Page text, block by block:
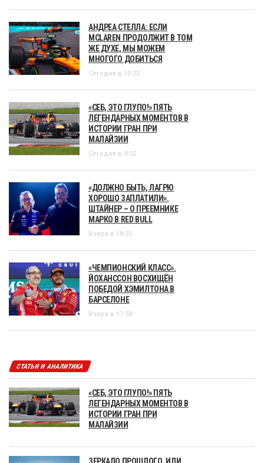
АНДРЕА СТЕЛЛА: ЕСЛИ
MCLAREN ПРОДОЛЖИТ В ТОМ
ЖЕ ДУХЕ, МЫ МОЖЕМ
МНОГОГО ДОБИТЬСЯ
Сегодня в 10:22
«СЕБ, ЭТО ГЛУПО!» ПЯТЬ
ЛЕГЕНДАРНЫХ МОМЕНТОВ В
ИСТОРИИ ГРАН ПРИ
МАЛАЙЗИИ
Сегодня в 9:02
«ДОЛЖНО БЫТЬ, ЛАГРЮ
ХОРОШО ЗАПЛАТИЛИ».
ШТАЙНЕР – О ПРЕЕМНИКЕ
МАРКО В RED BULL
Вчера в 18:55
«ЧЕМПИОНСКИЙ КЛАСС».
ЙОХАНССОН ВОСХИЩЁН
ПОБЕДОЙ ХЭМИЛТОНА В
БАРСЕЛОНЕ
Вчера в 17:58
СТАТЬИ И АНАЛИТИКА
«СЕБ, ЭТО ГЛУПО!» ПЯТЬ
ЛЕГЕНДАРНЫХ МОМЕНТОВ В
ИСТОРИИ ГРАН ПРИ
МАЛАЙЗИИ